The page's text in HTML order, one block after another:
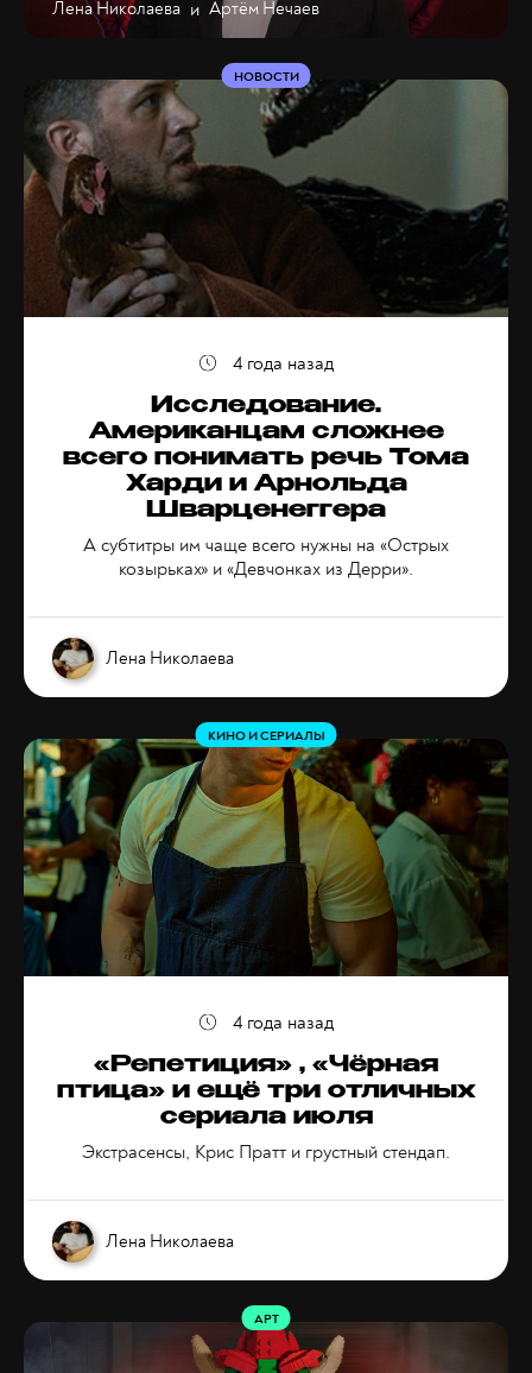
Лена Николаева и Артём Нечаев
Исследование.
Американцам сложнее
всего понимать речь Тома
Харди и Арнольда
Шварценеггера
А субтитры им чаще всего нужны на «Острых
козырьках» и «Девчонках из Дерри».
НОВОСТИ
Лена Николаева
4 года назад
«Репетиция» , «Чёрная
птица» и ещё три отличных
сериала июля
Экстрасенсы, Крис Пратт и грустный стендап.
КИНО И СЕРИАЛЫ
Лена Николаева
4 года назад
АРТ